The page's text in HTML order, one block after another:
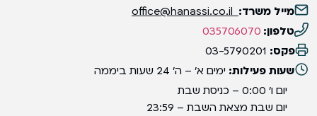
מייל משרד:
טלפון: 035706070
פקס: 03-5790201
שעות פעילות: ימים א' – ה' 24 שעות ביממה
יום ו' 0:00 – כניסת שבת
יום שבת מצאת השבת – 23:59